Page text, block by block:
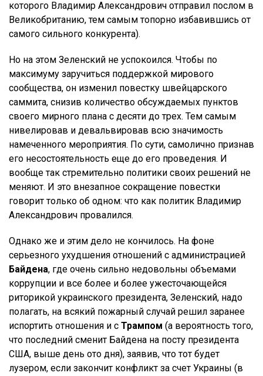
которого Владимир Александрович отправил послом в
Великобританию, тем самым топорно избавившись от
самого сильного конкурента).
Но на этом Зеленский не успокоился. Чтобы по
максимуму заручиться поддержкой мирового
сообщества, он изменил повестку швейцарского
саммита, снизив количество обсуждаемых пунктов
своего мирного плана с десяти до трех. Тем самым
нивелировав и девальвировав всю значимость
намеченного мероприятия. По сути, самолично признав
его несостоятельность еще до его проведения. И
вообще так стремительно политики своих решений не
меняют. И это внезапное сокращение повестки
говорит только об одном: что как политик Владимир
Александрович провалился.
Однако же и этим дело не кончилось. На фоне
серьезного ухудшения отношений с администрацией
Байдена, где очень сильно недовольны объемами
коррупции и все более и более ужесточающейся
риторикой украинского президента, Зеленский, надо
полагать, на всякий пожарный случай решил заранее
испортить отношения и с Трампом (а вероятность того,
что последний сменит Байдена на посту президента
США, выше день ото дня), заявив, что тот будет
лузером, если закончит конфликт за счет Украины (в